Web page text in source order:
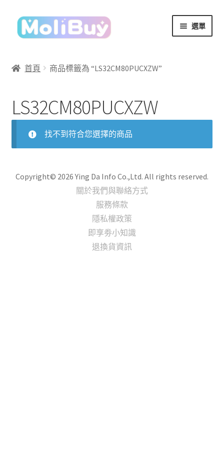
跳
至
列
跳
至
內
選單
首頁 商品標籤為 “LS32CM80PUCXZW”
LS32CM80PUCXZW
找不到符合您選擇的商品
Copyright© 2026 Ying Da Info Co.,Ltd. All rights reserved.
關於我們與聯絡方式
服務條款
隱私權政策
即享劵小知識
退換貨資訊